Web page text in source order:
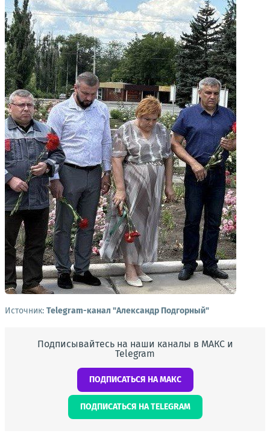
Источник: Telegram-канал "Александр Подгорный"
Подписывайтесь на наши каналы в МАКС и
Telegram
ПОДПИСАТЬСЯ НА МАКС
ПОДПИСАТЬСЯ НА TELEGRAM